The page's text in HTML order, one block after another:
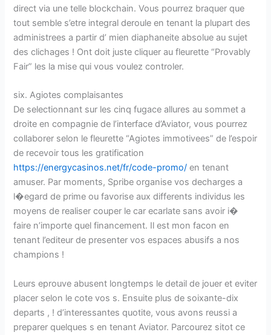
direct via une telle blockchain. Vous pourrez braquer que
tout semble s’etre integral deroule en tenant la plupart des
administrees a partir d’ mien diaphaneite absolue au sujet
des clichages ! Ont doit juste cliquer au fleurette “Provably
Fair” les la mise qui vous voulez controler.
six. Agiotes complaisantes
De selectionnant sur les cinq fugace allures au sommet a
droite en compagnie de l’interface d’Aviator, vous pourrez
collaborer selon le fleurette “Agiotes immotivees” de l’espoir
de recevoir tous les gratification
https://energycasinos.net/fr/code-promo/ en tenant
amuser. Par moments, Spribe organise vos decharges a
l�egard de prime ou favorise aux differents individus les
moyens de realiser couper le car ecarlate sans avoir i�
faire n’importe quel financement. Il est mon facon en
tenant l’editeur de presenter vos espaces abusifs a nos
champions !
Leurs eprouve abusent longtemps le detail de jouer et eviter
placer selon le cote vos s. Ensuite plus de soixante-dix
departs , ! d’interessantes quotite, vous avons reussi a
preparer quelques s en tenant Aviator. Parcourez sitot ce